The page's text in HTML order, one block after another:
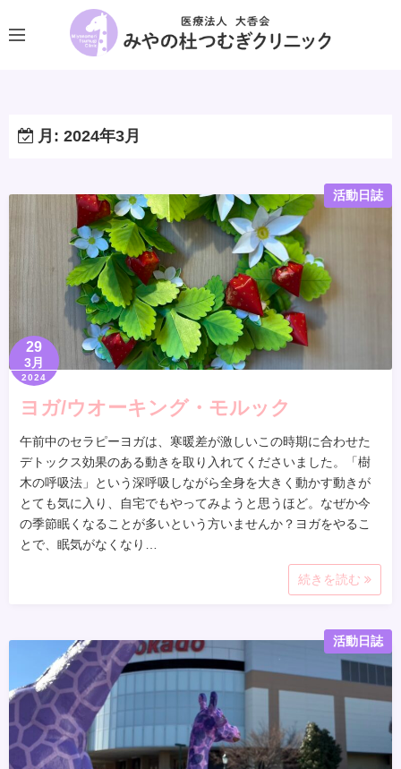
ン
ッ
月: 2024年3月
活動日誌
29
3月
2024
ヨガ/ウオーキング・モルック
午前中のセラピーヨガは、寒暖差が激しいこの時期に合わせた
デトックス効果のある動きを取り入れてくださいました。「樹
木の呼吸法」という深呼吸しながら全身を大きく動かす動きが
とても気に入り、自宅でもやってみようと思うほど。なぜか今
の季節眠くなることが多いという方いませんか？ヨガをやるこ
とで、眠気がなくなり…
続きを読む
活動日誌